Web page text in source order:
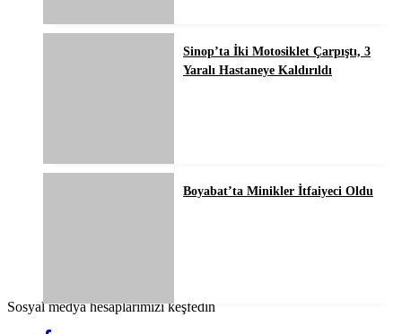
Sinop’ta İki Motosiklet Çarpıştı, 3
Yaralı Hastaneye Kaldırıldı
Boyabat’ta Minikler İtfaiyeci Oldu
Sosyal medya hesaplarımızı keşfedin